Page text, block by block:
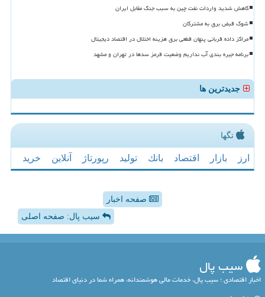
کاهش شدید واردات نفت چین به سبب جنگ مقابل ایران
شوک قبض برق به مشترکان
مراکز داده قربانی پنهان قطعی برق هزینه اختلال در اقتصاد دیجیتال
برنامه جیره بندی آب نداریم وضعیت قرمز سدها در تهران و مشهد
جدیدترین ها
تگها
ارز بازار اقتصاد بانك تولید رپورتاژ آنلاین خرید
صفحه اخبار
سیب پال: صفحه اصلی
سیب پال
اخبار اقتصادی ؛ سیب پال، خدمات مالی هوشمندانه، همراه شما در دنیای اقتصاد